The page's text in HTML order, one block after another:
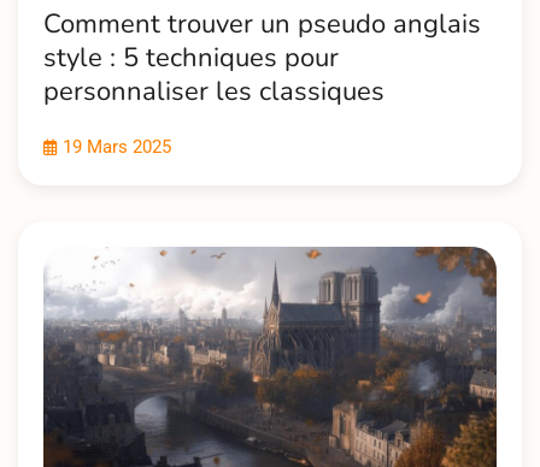
Comment trouver un pseudo anglais
style : 5 techniques pour
personnaliser les classiques
19 Mars 2025